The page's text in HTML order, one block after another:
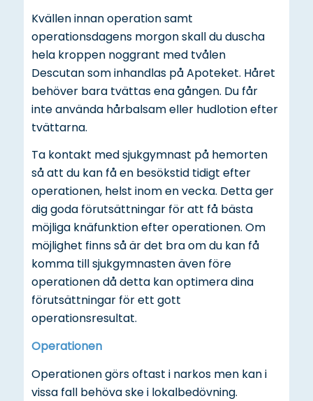
Kvällen innan operation samt
operationsdagens morgon skall du duscha
hela kroppen noggrant med tvålen
Descutan som inhandlas på Apoteket. Håret
behöver bara tvättas ena gången. Du får
inte använda hårbalsam eller hudlotion efter
tvättarna.
Ta kontakt med sjukgymnast på hemorten
så att du kan få en besökstid tidigt efter
operationen, helst inom en vecka. Detta ger
dig goda förutsättningar för att få bästa
möjliga knäfunktion efter operationen. Om
möjlighet finns så är det bra om du kan få
komma till sjukgymnasten även före
operationen då detta kan optimera dina
förutsättningar för ett gott
operationsresultat.
Operationen
Operationen görs oftast i narkos men kan i
vissa fall behöva ske i lokalbedövning.